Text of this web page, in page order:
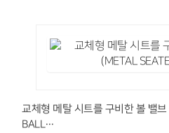
교체형 메탈 시트를 구비한 볼 밸
BALL…